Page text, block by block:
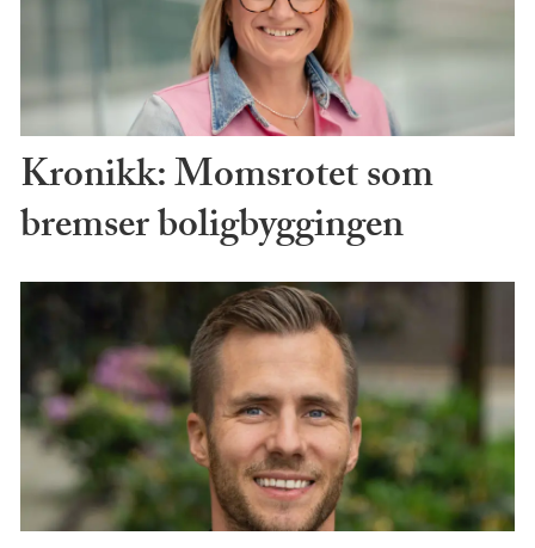
Kronikk: Momsrotet som
bremser boligbyggingen